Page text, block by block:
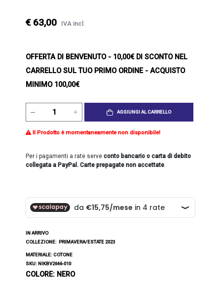
€ 63,00 IVA incl.
OFFERTA DI BENVENUTO- 10,00€ DI SCONTO NEL
CARRELLO SUL TUO PRIMO ORDINE - ACQUISTO
MINIMO 100,00€
AGGIUNGI AL CARRELLO
Il Prodotto è momentaneamente non disponibile!
Per i pagamenti a rate serveconto bancario o carta di debito
collegata a PayPal. Carte prepagate non accettate.
IN ARRIVO
COLLEZIONE: PRIMAVERA/ESTATE 2023
MATERIALE: COTONE
SKU: NIKBV2666-010
COLORE: NERO